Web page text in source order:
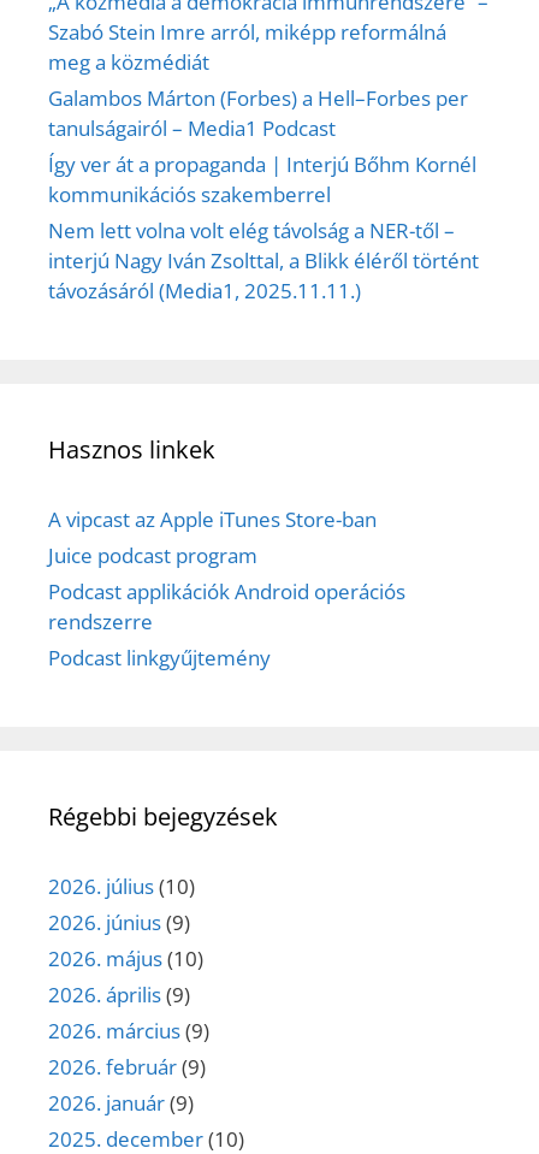
Szabó Stein Imre arról, miképp reformálná
meg a közmédiát
Galambos Márton (Forbes) a Hell–Forbes per
tanulságairól – Media1 Podcast
Így ver át a propaganda | Interjú Bőhm Kornél
kommunikációs szakemberrel
Nem lett volna volt elég távolság a NER-től –
interjú Nagy Iván Zsolttal, a Blikk éléről történt
távozásáról (Media1, 2025.11.11.)
Hasznos linkek
A vipcast az Apple iTunes Store-ban
Juice podcast program
Podcast applikációk Android operációs
rendszerre
Podcast linkgyűjtemény
Régebbi bejegyzések
2026. július(10)
2026. június(9)
2026. május(10)
2026. április(9)
2026. március(9)
2026. február(9)
2026. január(9)
2025. december(10)